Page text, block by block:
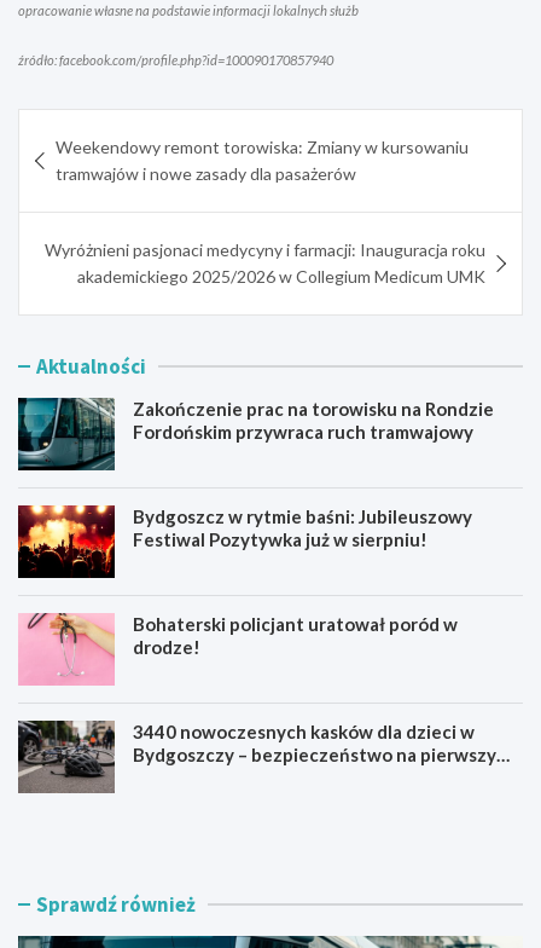
opracowanie własne na podstawie informacji lokalnych służb
źródło: facebook.com/profile.php?id=100090170857940
wpisu
Weekendowy remont torowiska: Zmiany w kursowaniu
tramwajów i nowe zasady dla pasażerów
Wyróżnieni pasjonaci medycyny i farmacji: Inauguracja roku
akademickiego 2025/2026 w Collegium Medicum UMK
Aktualności
Zakończenie prac na torowisku na Rondzie
Fordońskim przywraca ruch tramwajowy
Bydgoszcz w rytmie baśni: Jubileuszowy
Festiwal Pozytywka już w sierpniu!
Bohaterski policjant uratował poród w
drodze!
3440 nowoczesnych kasków dla dzieci w
Bydgoszczy – bezpieczeństwo na pierwszym
Z
c
B
s Sprawdź również